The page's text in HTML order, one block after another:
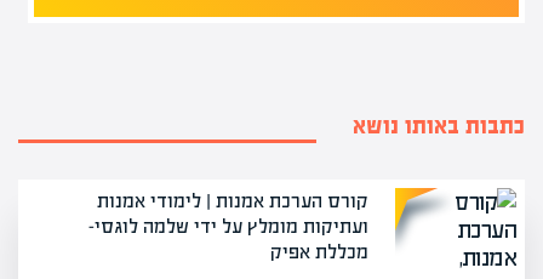
כתבות באותו נושא
קורס הערכת אמנות | לימודי אמנות
ועתיקות מומלץ על ידי שלמה לוגסי-
מכללת אפיק